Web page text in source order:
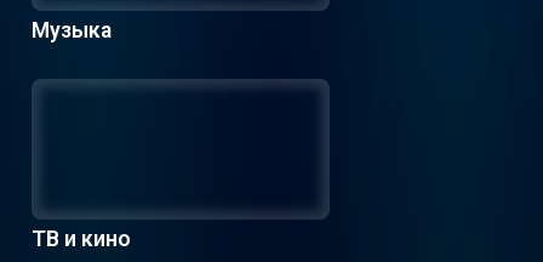
Музыка
ТВ и кино